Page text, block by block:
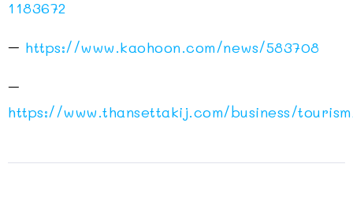
1183672
– https://www.kaohoon.com/news/583708
–
https://www.thansettakij.com/business/